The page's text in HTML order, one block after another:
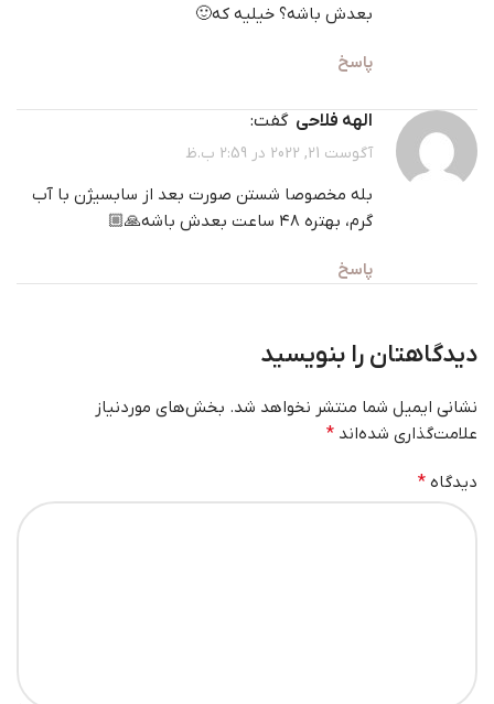
بعدش باشه؟ خيليه كه🙂
پاسخ
الهه فلاحی گفت:
آگوست 21, 2022 در 2:59 ب.ظ
بله مخصوصا شستن صورت بعد از سابسیژن با آب
گرم، بهتره ۴۸ ساعت بعدش باشه🙏🏼
پاسخ
دیدگاهتان را بنویسید
نشانی ایمیل شما منتشر نخواهد شد. بخش‌های موردنیاز
علامت‌گذاری شده‌اند *
دیدگاه *